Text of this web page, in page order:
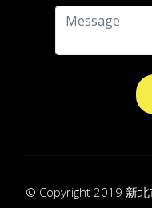
© Copyright 2019 新